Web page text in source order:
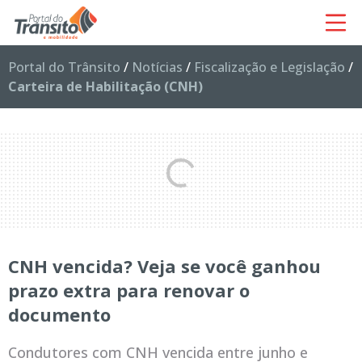
Portal do Trânsito / Notícias / Fiscalização e Legislação /
Carteira de Habilitação (CNH)
CNH vencida? Veja se você ganhou
prazo extra para renovar o
documento
Condutores com CNH vencida entre junho e